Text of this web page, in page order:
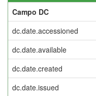
Campo DC
dc.date.accessioned
dc.date.available
dc.date.created
dc.date.issued